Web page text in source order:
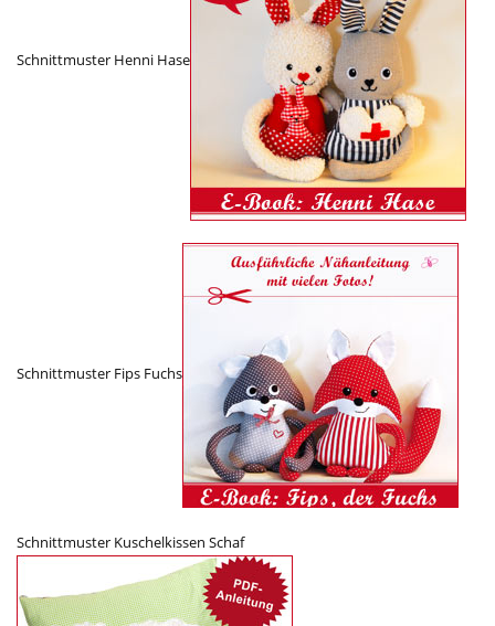
Schnittmuster Henni Hase
Schnittmuster Fips Fuchs
Schnittmuster Kuschelkissen Schaf